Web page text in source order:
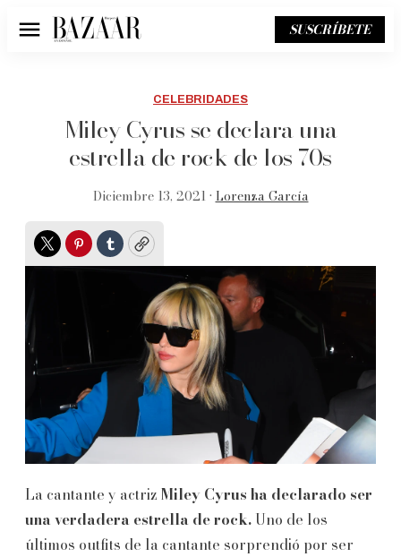
Menú SUSCRÍBETE
CELEBRIDADES
Miley Cyrus se declara una
estrella de rock de los 70s
Diciembre 13, 2021 • Lorenza García
TwitterPinterest
TumblrCopy
La cantante y actriz Miley Cyrus ha declarado ser
una verdadera estrella de rock. Uno de los
últimos outfits de la cantante sorprendió por ser